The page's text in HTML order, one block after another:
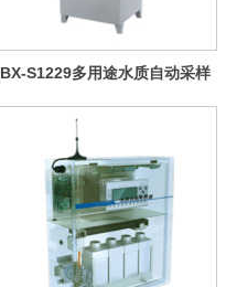
BX-S1229多用途水质自动采样